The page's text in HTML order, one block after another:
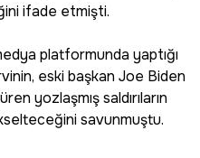
ifade etmişti.
platformunda yaptığı
eski başkan Joe Biden
yozlaşmış saldırıların
savunmuştu.